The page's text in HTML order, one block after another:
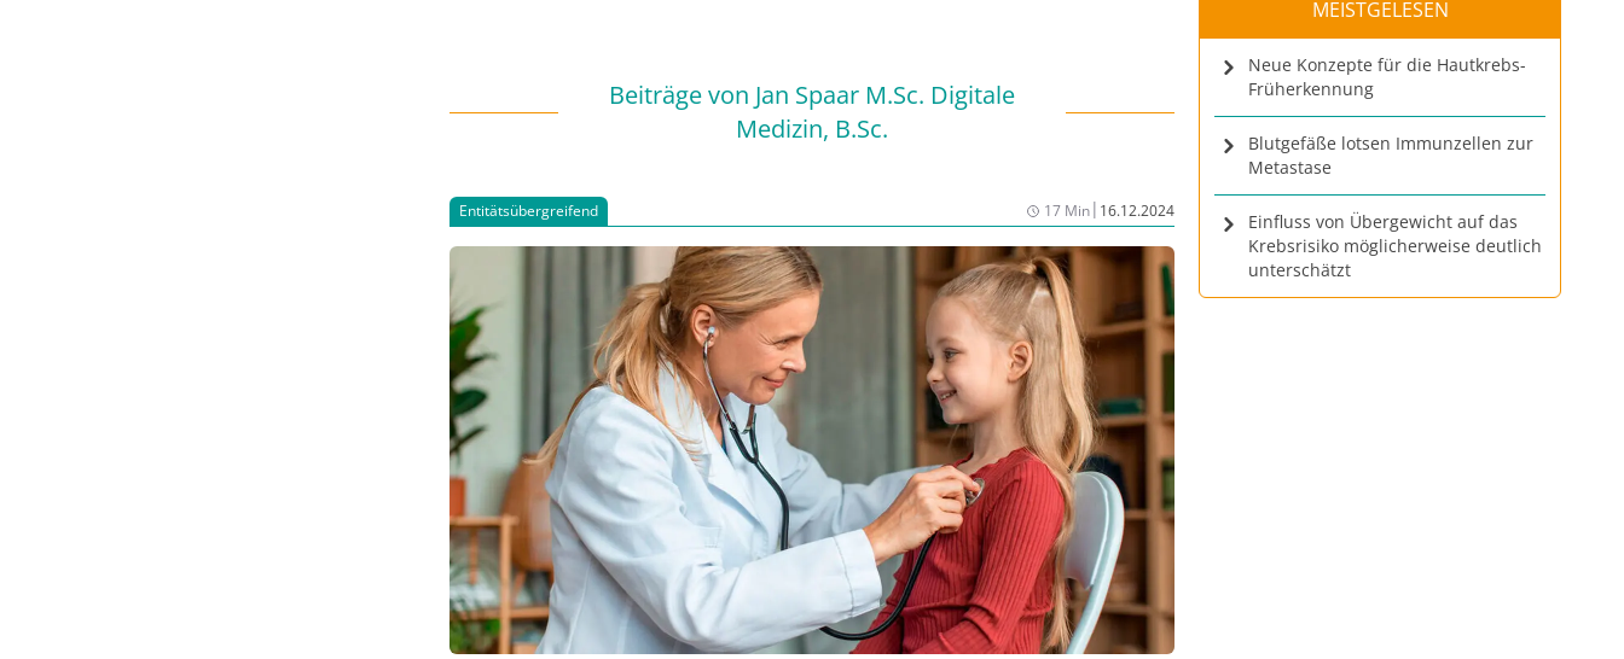
Beiträge von Jan Spaar M.Sc. Digitale
Medizin, B.Sc.
Entitätsübergreifend 17 Min| 16.12.2024
MEISTGELESEN
Neue Konzepte für die Hautkrebs-
Früherkennung
Blutgefäße lotsen Immunzellen zur
Metastase
Einfluss von Übergewicht auf das
Krebsrisiko möglicherweise deutlich
unterschätzt